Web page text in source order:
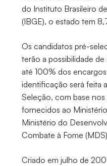
do Instituto Brasileiro
(IBGE), o estado tem
Os candidatos pré-
terão a possibilidade
até 100% dos
identificação será feita
Seleção, com base
fornecidos ao
Ministério do
Combate à Fome
Criado em julho de